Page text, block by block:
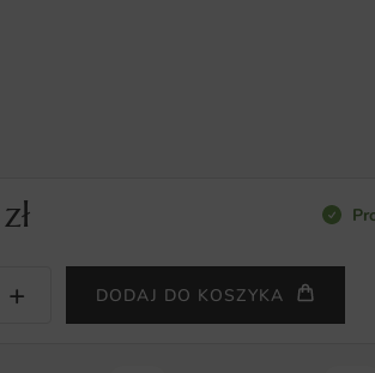
zł
DODAJ DO KOSZYKA